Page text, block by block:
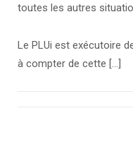
toutes les autres
Le PLUi est exécutoire
à compter de cette […]